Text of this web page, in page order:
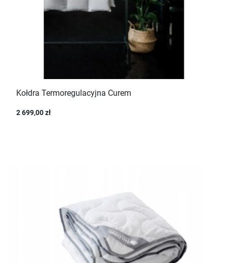
Kołdra Termoregulacyjna Curem
2 699,00 zł